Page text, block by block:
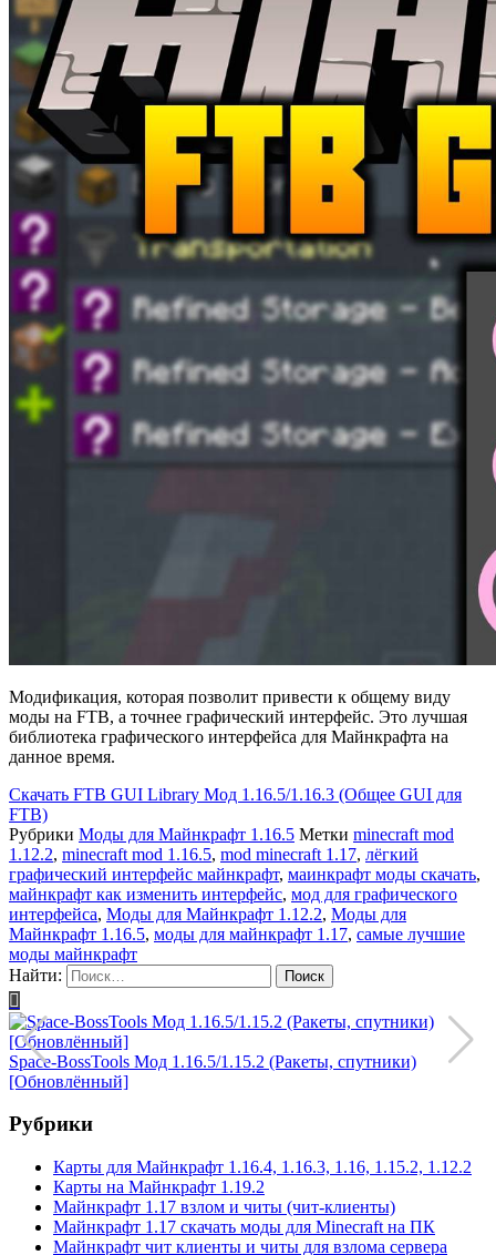
Модификация, которая позволит привести к общему виду
моды на FTB, а точнее графический интерфейс. Это лучшая
библиотека графического интерфейса для Майнкрафта на
данное время.
Скачать FTB GUI Library Мод 1.16.5/1.16.3 (Общее GUI для
FTB)
Рубрики Моды для Майнкрафт 1.16.5 Метки minecraft mod
1.12.2, minecraft mod 1.16.5, mod minecraft 1.17, лёгкий
графический интерфейс майнкрафт, маинкрафт моды скачать,
майнкрафт как изменить интерфейс, мод для графического
интерфейса, Моды для Майнкрафт 1.12.2, Моды для
Майнкрафт 1.16.5, моды для майнкрафт 1.17, самые лучшие
моды майнкрафт
Найти:
Space-BossTools Мод 1.16.5/1.15.2 (Ракеты, спутники)
[Обновлённый]
Рубрики
Карты для Майнкрафт 1.16.4, 1.16.3, 1.16, 1.15.2, 1.12.2
Карты на Майнкрафт 1.19.2
Майнкрафт 1.17 взлом и читы (чит-клиенты)
Майнкрафт 1.17 скачать моды для Minecraft на ПК
Майнкрафт чит клиенты и читы для взлома сервера